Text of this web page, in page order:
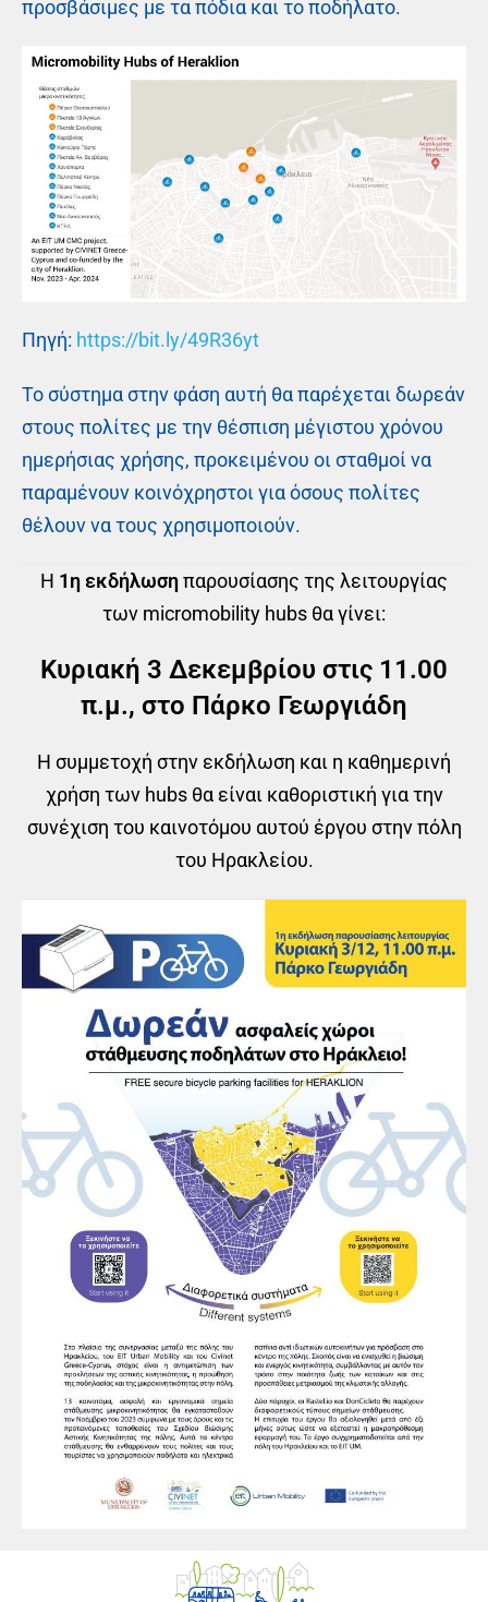
προσβάσιμες με τα πόδια και το ποδήλατο.
Πηγή: https://bit.ly/49R36yt
Το σύστημα στην φάση αυτή θα παρέχεται δωρεάν
στους πολίτες με την θέσπιση μέγιστου χρόνου
ημερήσιας χρήσης, προκειμένου οι σταθμοί να
παραμένουν κοινόχρηστοι για όσους πολίτες
θέλουν να τους χρησιμοποιούν.
H 1η εκδήλωσηπαρουσίασης της λειτουργίας
των micromobility hubs θα γίνει:
Κυριακή 3 Δεκεμβρίου στις 11.00
π.μ., στο Πάρκο Γεωργιάδη
Η συμμετοχή στην εκδήλωση και η καθημερινή
χρήση των hubs θα είναι καθοριστική για την
συνέχιση του καινοτόμου αυτού έργου στην πόλη
του Ηρακλείου.